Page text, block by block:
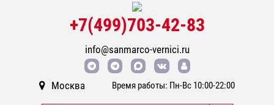
+7(499)703-42-83
info@sanmarco-vernici.ru
Москва Время работы: Пн-Вс 10:00-22:00